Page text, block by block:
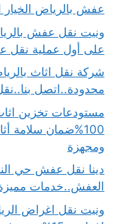
عفش بالرياض الخيار الأمثل100%لـنقل
على أول عملية
محدودة..اتصل بنا..نقل اثاثك
مستودعات تخزين
ومجهزة
العفش..خدمات مميزة
ونيت نقل اغراض